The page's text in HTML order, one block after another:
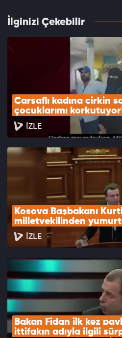
İlginizi Çekebilir
Çarşaflı kadına çirkin
çocuklarımı
İZLE
Kosova Başbakanı
milletvekilinden
İZLE
Bakan Fidan ilk kez
ittifakın adıyla ilgili